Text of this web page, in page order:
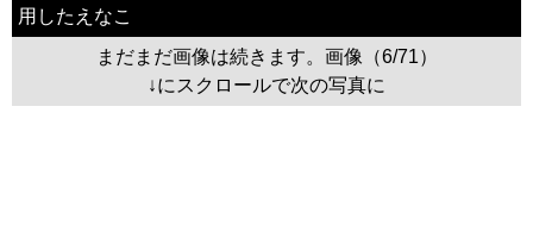
用したえなこ
まだまだ画像は続きます。画像（6/71）
↓にスクロールで次の写真に